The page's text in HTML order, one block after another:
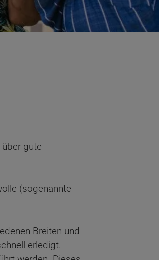
gute
(sogenannte
Breiten und
erledigt.